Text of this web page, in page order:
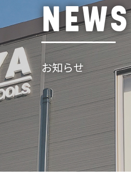
NEWS
お知らせ